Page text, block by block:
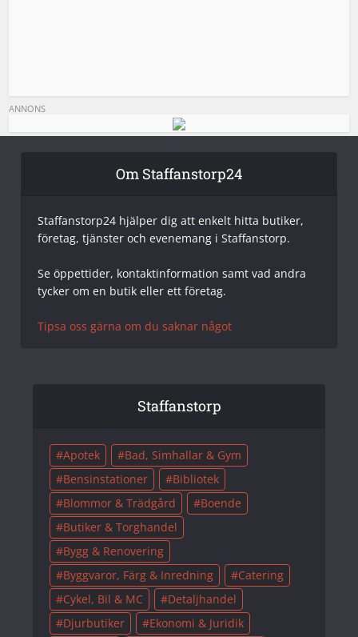
ANNONS
Om Staffanstorp24
Staffanstorp24 hjälper dig att enkelt hitta butiker,
företag, tjänster och evenemang i Staffanstorp.
Se öppettider, kontaktinformation samt vad andra
tycker om en butik eller ett företag.
Tipsa oss gärna om du saknar något
Staffanstorp
Apotek
Bad, Simhallar & Gym
Bensinstationer
Bibliotek
Blommor & Trädgård
Boende
Butiker & Torghandel
Bygg & Renovering
Byggvaror, Färg & Inredning
Catering
Cykel, Bil & MC
Detaljhandel
Djurbutiker
Ekonomi & Juridik